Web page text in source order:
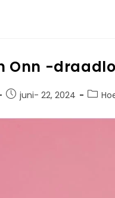
Onn -
juni- 22, 2024